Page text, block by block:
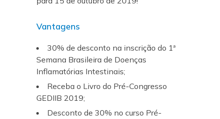
Vantagens
30% de desconto na inscrição do 1ª
Semana Brasileira de Doenças
Inflamatórias Intestinais;
Receba o Livro do Pré-Congresso
GEDIIB 2019;
Desconto de 30% no curso Pré-